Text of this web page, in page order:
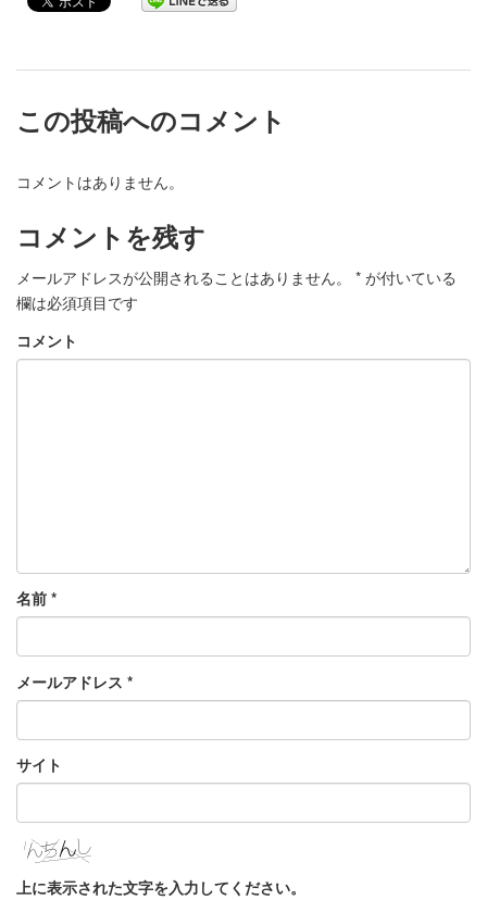
この投稿へのコメント
コメントはありません。
コメントを残す
メールアドレスが公開されることはありません。 * が付いている
欄は必須項目です
コメント
名前 *
メールアドレス *
サイト
上に表示された文字を入力してください。